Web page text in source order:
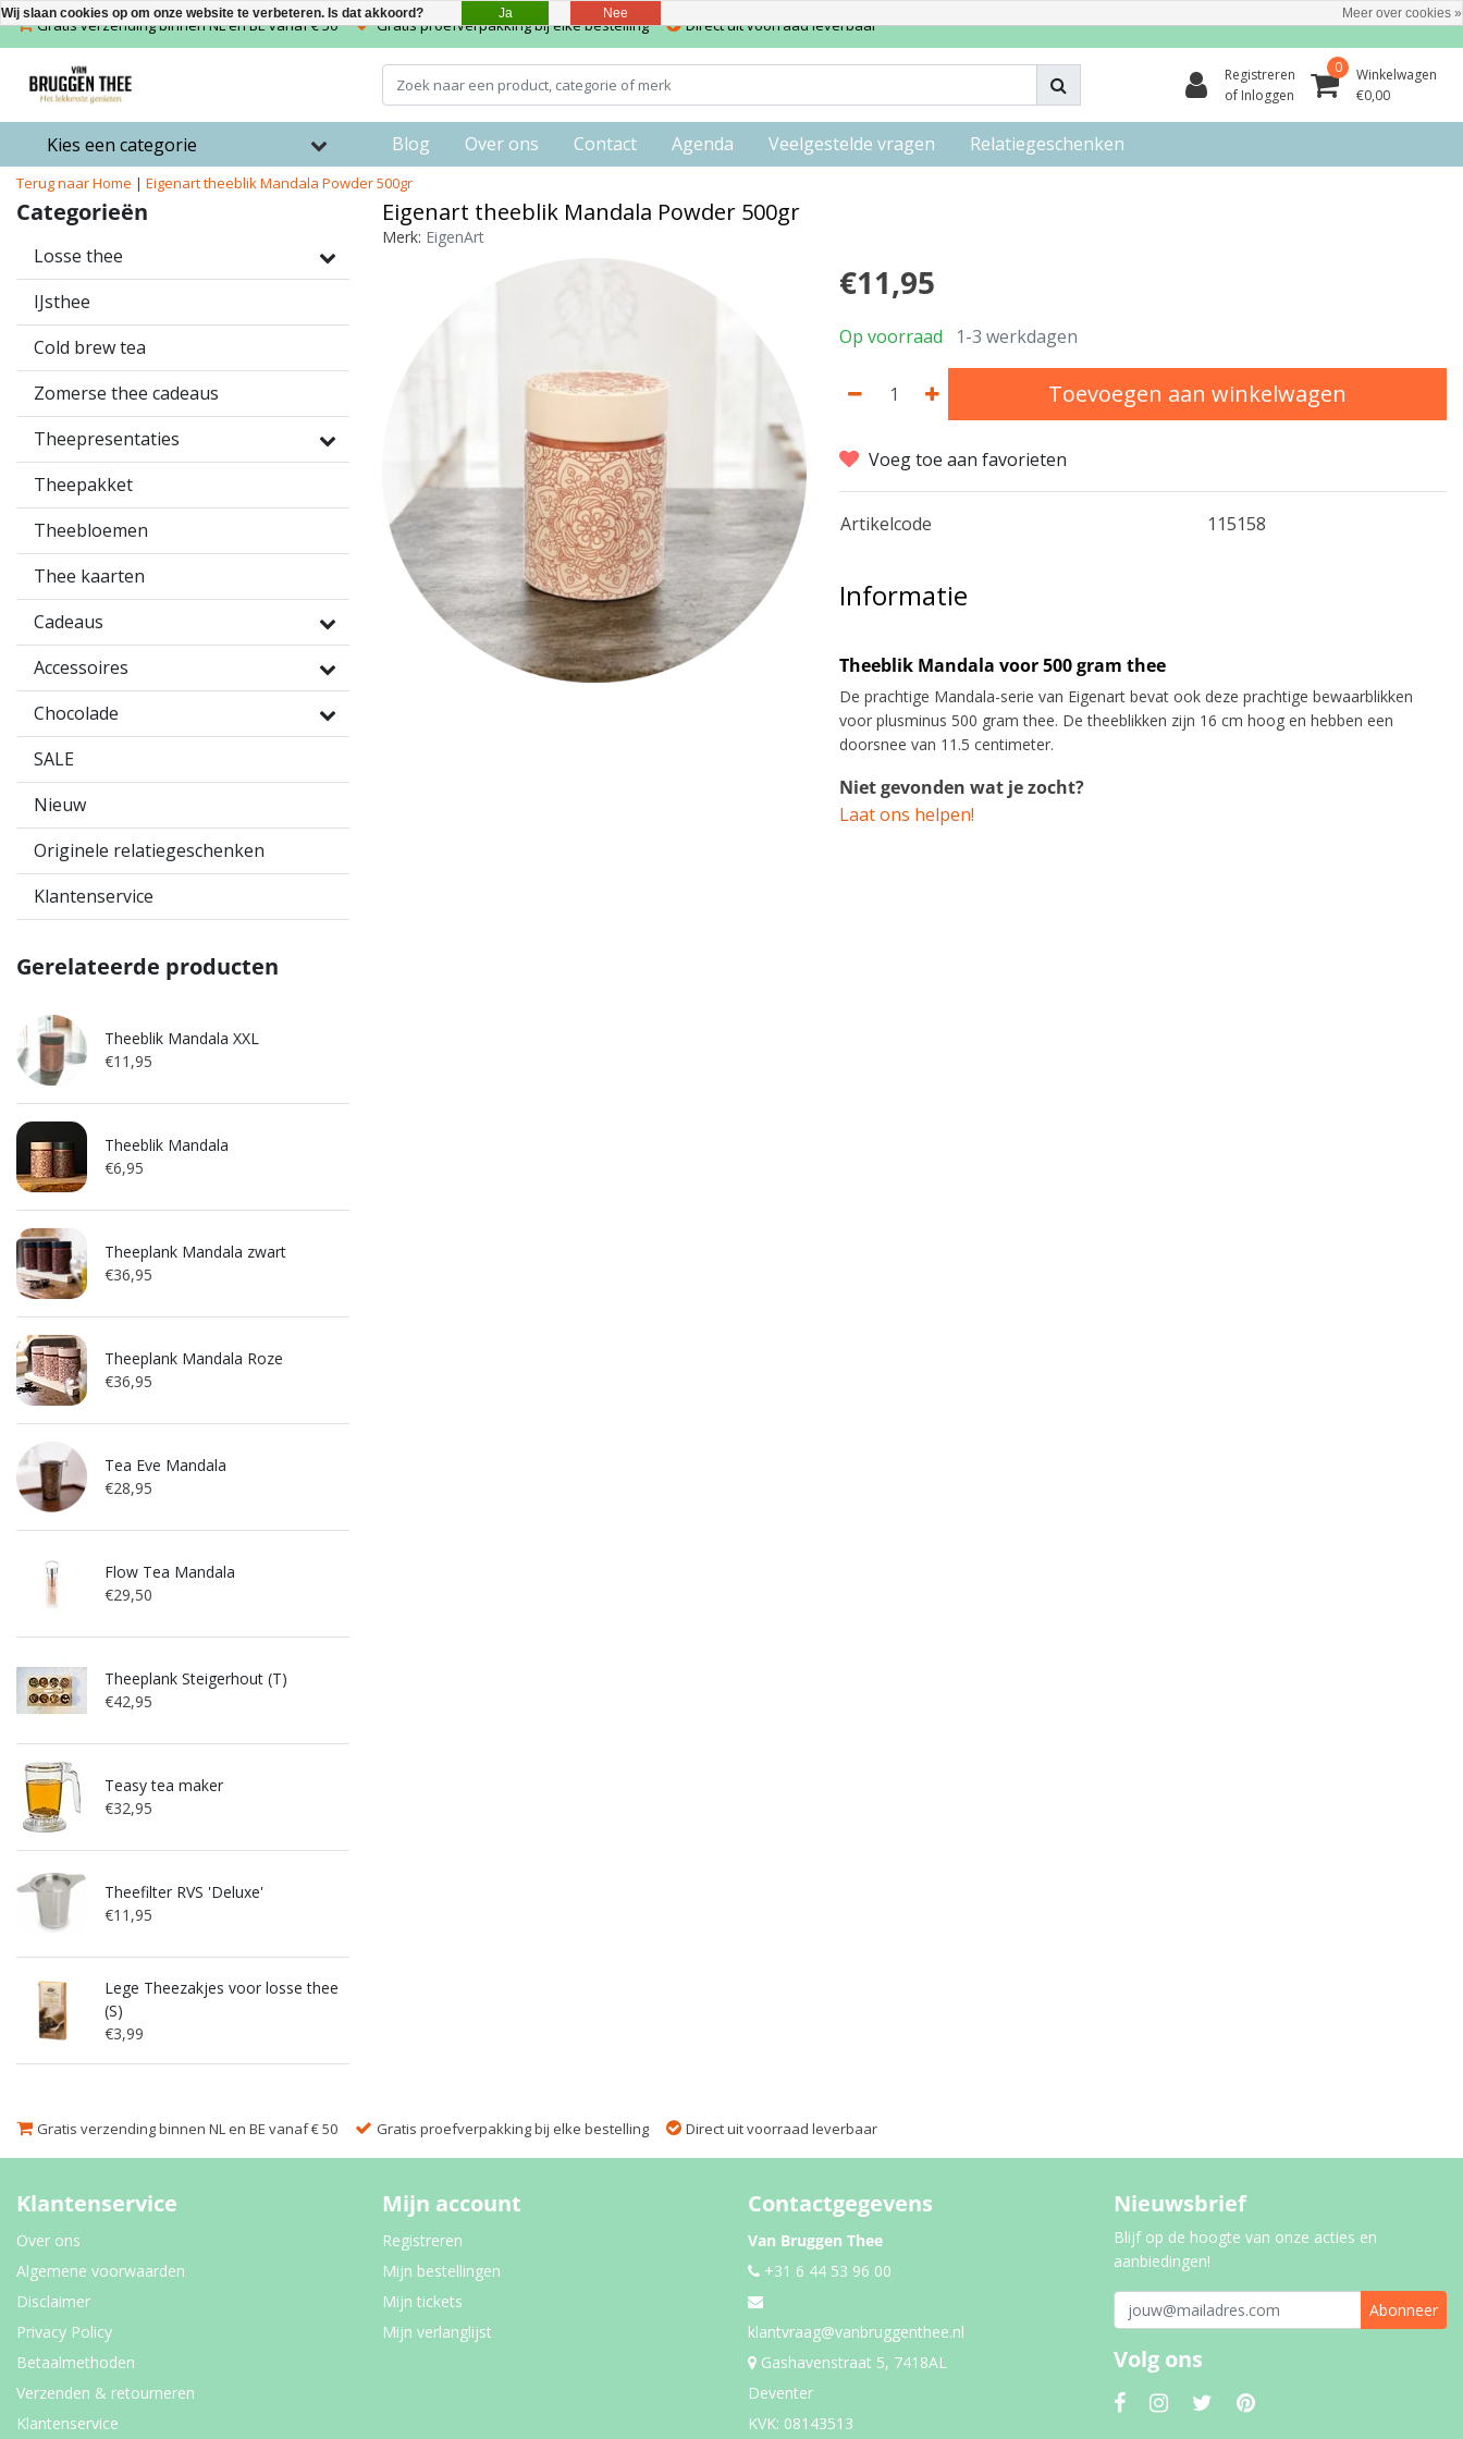
Gratis verzending binnen NL en BE vanaf € 50 Gratis proefverpakking bij elke bestelling Direct uit voorraad leverbaar
Registreren
of Inloggen
0
Winkelwagen
€0,00
Kies een categorie Blog Over ons Contact Agenda Veelgestelde vragen Relatiegeschenken
Terug naar Home | Eigenart theeblik Mandala Powder 500gr
Categorieën
Losse thee
IJsthee
Cold brew tea
Zomerse thee cadeaus
Theepresentaties
Theepakket
Theebloemen
Thee kaarten
Cadeaus
Accessoires
Chocolade
SALE
Nieuw
Originele relatiegeschenken
Klantenservice
Gerelateerde producten
Theeblik Mandala XXL
€11,95
Theeblik Mandala
€6,95
Theeplank Mandala zwart
€36,95
Theeplank Mandala Roze
€36,95
Tea Eve Mandala
€28,95
Flow Tea Mandala
€29,50
Theeplank Steigerhout (T)
€42,95
Teasy tea maker
€32,95
Theefilter RVS 'Deluxe'
€11,95
Lege Theezakjes voor losse thee
(S)
€3,99
Eigenart theeblik Mandala Powder 500gr
Merk: EigenArt
€11,95
Op voorraad 1-3 werkdagen
Toevoegen aan winkelwagen
Voeg toe aan favorieten
Artikelcode 115158
Informatie
Theeblik Mandala voor 500 gram thee
De prachtige Mandala-serie van Eigenart bevat ook deze prachtige bewaarblikken
voor plusminus 500 gram thee. De theeblikken zijn 16 cm hoog en hebben een
doorsnee van 11.5 centimeter.
Niet gevonden wat je zocht?
Laat ons helpen!
Gratis verzending binnen NL en BE vanaf € 50 Gratis proefverpakking bij elke bestelling Direct uit voorraad leverbaar
Klantenservice
Over ons
Algemene voorwaarden
Disclaimer
Privacy Policy
Betaalmethoden
Verzenden & retourneren
Klantenservice
Mijn account
Registreren
Mijn bestellingen
Mijn tickets
Mijn verlanglijst
Contactgegevens
Van Bruggen Thee
+31 6 44 53 96 00
klantvraag@vanbruggenthee.nl
Gashavenstraat 5, 7418AL
Deventer
KVK: 08143513
Nieuwsbrief
Blijf op de hoogte van onze acties en
aanbiedingen!
Abonneer
Volg ons
Wij slaan cookies op om onze website te verbeteren. Is dat akkoord? Ja Nee Meer over cookies »